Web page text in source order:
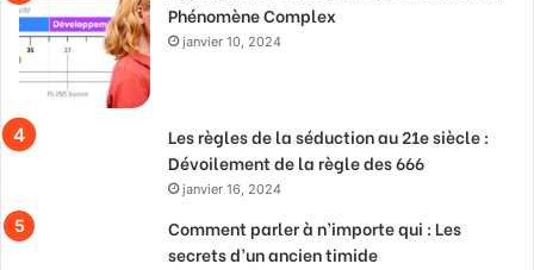
Phénomène Complex
janvier 10, 2024
Les règles de la séduction au 21e siècle :
Dévoilement de la règle des 666
janvier 16, 2024
Comment parler à n’importe qui : Les
secrets d’un ancien timide